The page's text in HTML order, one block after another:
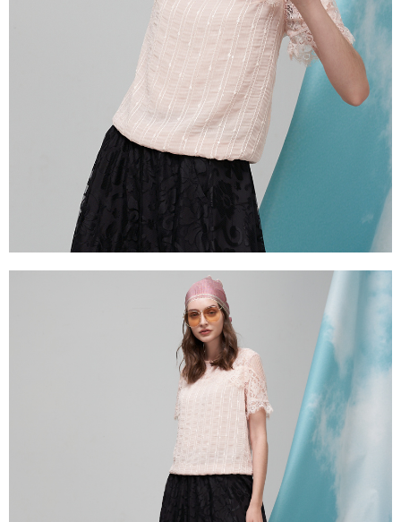
１．透過由恩沛科技股份有限公司提供之「AFTEE先享後付」服務完成之交
易，需依本服務之必要範圍內提供個人資料，並將交易相關給付款項請求債
權轉讓予恩沛科技股份有限公司。
２．關於個人資料處理事宜，請瀏覽以下網址：
https://aftee.tw/terms/#terms3
３．未成年的使用者請事先徵得法定代理人或監護人之同意方可使用
「AFTEE先享後付」，若未經同意申辦者引起之損失，本公司不負相關責
４．使用「AFTEE先享後付」時，將依據個別帳號之用戶狀況，依本公司即
時審查核予不同之上限額度；若仍有額度不足之情形，本公司將視審查結果
請求用戶進行身份認證。
５．嚴禁一人註冊多個帳號或使用他人資訊註冊。若發現惡意使用之情形，
恩沛科技股份有限公司將有權停止該用戶之使用額度並採取法律行動。